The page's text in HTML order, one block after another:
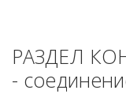
РАЗДЕЛ
-